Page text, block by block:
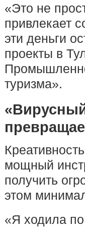
«Это не
привлекает
эти деньги
проекты в
туризма».
мощный
получить
этом
«Я ходила